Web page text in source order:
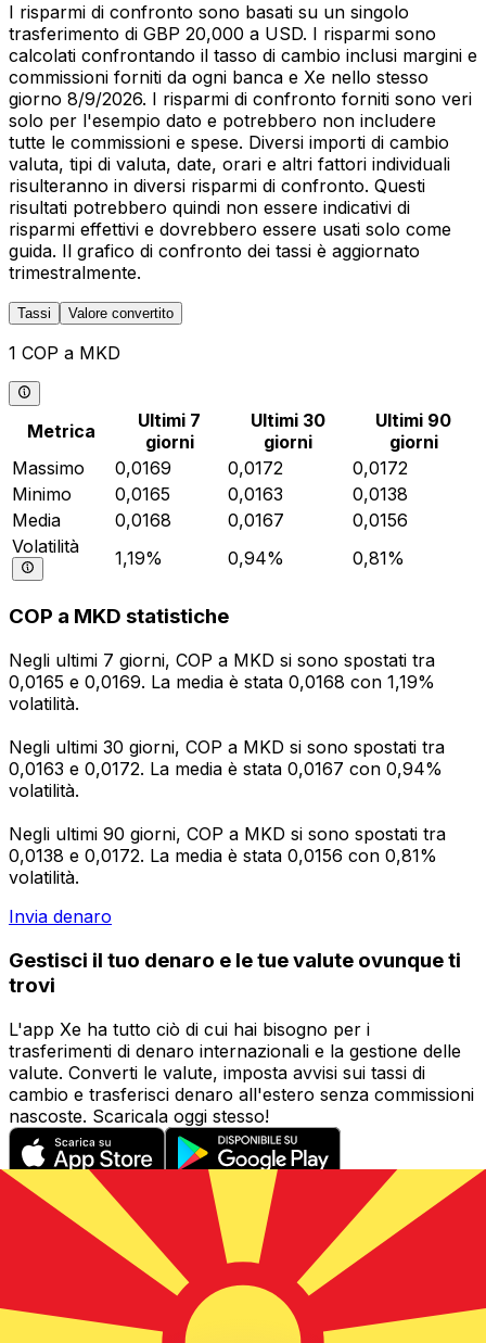
I risparmi di confronto sono basati su un singolo
trasferimento di GBP 20,000 a USD. I risparmi sono
calcolati confrontando il tasso di cambio inclusi margini e
commissioni forniti da ogni banca e Xe nello stesso
giorno 8/9/2026. I risparmi di confronto forniti sono veri
solo per l'esempio dato e potrebbero non includere
tutte le commissioni e spese. Diversi importi di cambio
valuta, tipi di valuta, date, orari e altri fattori individuali
risulteranno in diversi risparmi di confronto. Questi
risultati potrebbero quindi non essere indicativi di
risparmi effettivi e dovrebbero essere usati solo come
guida. Il grafico di confronto dei tassi è aggiornato
trimestralmente.
Tassi Valore convertito
1 COP a MKD
Metrica
Ultimi 7
giorni
Ultimi 30
giorni
Ultimi 90
giorni
Massimo
0,0169 0,0172
0,0172
Minimo
0,0165 0,0163
0,0138
Media
0,0168 0,0167
0,0156
Volatilità
1,19% 0,94% 0,81%
COP a MKD statistiche
Negli ultimi 7 giorni, COP a MKD si sono spostati tra
0,0165 e 0,0169. La media è stata 0,0168 con 1,19%
volatilità.
Negli ultimi 30 giorni, COP a MKD si sono spostati tra
0,0163 e 0,0172. La media è stata 0,0167 con 0,94%
volatilità.
Negli ultimi 90 giorni, COP a MKD si sono spostati tra
0,0138 e 0,0172. La media è stata 0,0156 con 0,81%
volatilità.
Invia denaro
Gestisci il tuo denaro e le tue valute ovunque ti
trovi
L'app Xe ha tutto ciò di cui hai bisogno per i
trasferimenti di denaro internazionali e la gestione delle
valute. Converti le valute, imposta avvisi sui tassi di
cambio e trasferisci denaro all'estero senza commissioni
nascoste. Scaricala oggi stesso!